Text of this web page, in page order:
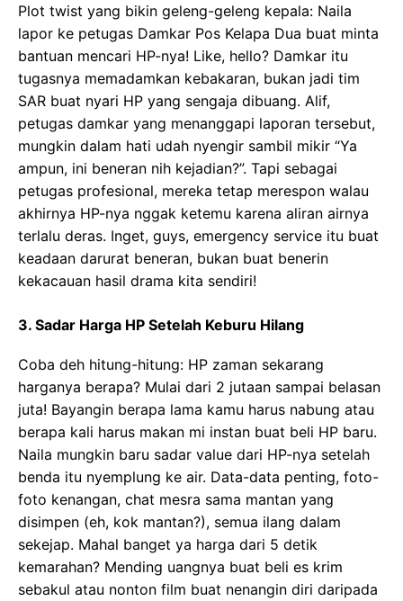
Plot twist yang bikin geleng-geleng kepala: Naila
lapor ke petugas Damkar Pos Kelapa Dua buat minta
bantuan mencari HP-nya! Like, hello? Damkar itu
tugasnya memadamkan kebakaran, bukan jadi tim
SAR buat nyari HP yang sengaja dibuang. Alif,
petugas damkar yang menanggapi laporan tersebut,
mungkin dalam hati udah nyengir sambil mikir “Ya
ampun, ini beneran nih kejadian?”. Tapi sebagai
petugas profesional, mereka tetap merespon walau
akhirnya HP-nya nggak ketemu karena aliran airnya
terlalu deras. Inget, guys, emergency service itu buat
keadaan darurat beneran, bukan buat benerin
kekacauan hasil drama kita sendiri!
3. Sadar Harga HP Setelah Keburu Hilang
Coba deh hitung-hitung: HP zaman sekarang
harganya berapa? Mulai dari 2 jutaan sampai belasan
juta! Bayangin berapa lama kamu harus nabung atau
berapa kali harus makan mi instan buat beli HP baru.
Naila mungkin baru sadar value dari HP-nya setelah
benda itu nyemplung ke air. Data-data penting, foto-
foto kenangan, chat mesra sama mantan yang
disimpen (eh, kok mantan?), semua ilang dalam
sekejap. Mahal banget ya harga dari 5 detik
kemarahan? Mending uangnya buat beli es krim
sebakul atau nonton film buat nenangin diri daripada